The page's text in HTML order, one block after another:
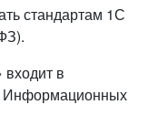
стандартам 1С
в
Информационных